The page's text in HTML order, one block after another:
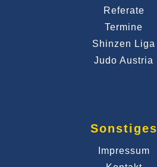
Referate
Termine
Shinzen Liga
Judo Austria
Sonstiges
Impressum